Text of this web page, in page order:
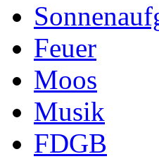
Feuer
Moos
Musik
FDGB